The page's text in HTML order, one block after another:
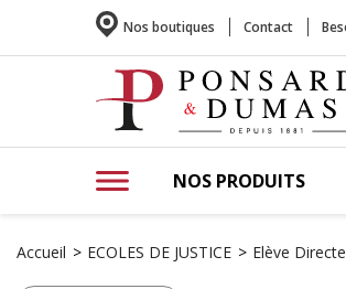
Nos boutiques Contact
NOS PRODUITS
Accueil ECOLES DE JUSTICE Elève